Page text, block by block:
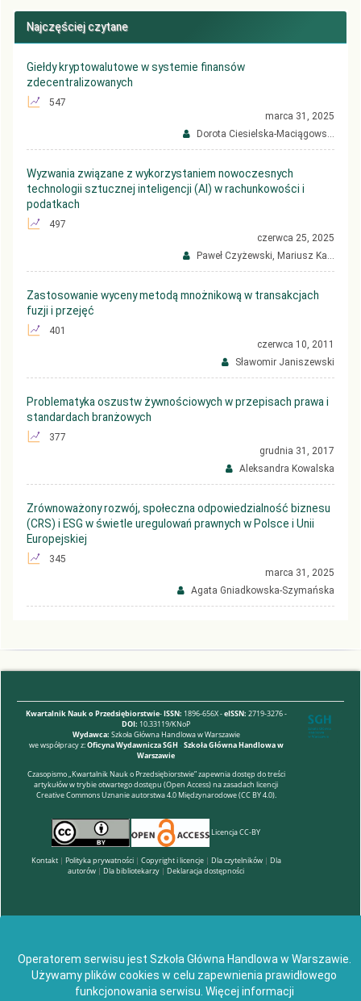
Najczęściej czytane
Giełdy kryptowalutowe w systemie finansów
zdecentralizowanych
547
marca 31, 2025
Dorota Ciesielska-Maciągows...
Wyzwania związane z wykorzystaniem nowoczesnych
technologii sztucznej inteligencji (AI) w rachunkowości i
podatkach
497
czerwca 25, 2025
Paweł Czyżewski, Mariusz Ka...
Zastosowanie wyceny metodą mnożnikową w transakcjach
fuzji i przejęć
401
czerwca 10, 2011
Sławomir Janiszewski
Problematyka oszustw żywnościowych w przepisach prawa i
standardach branżowych
377
grudnia 31, 2017
Aleksandra Kowalska
Zrównoważony rozwój, społeczna odpowiedzialność biznesu
(CRS) i ESG w świetle uregulowań prawnych w Polsce i Unii
Europejskiej
345
marca 31, 2025
Agata Gniadkowska-Szymańska
Kwartalnik Nauk o Przedsiębiorstwie-ISSN: 1896-656X -eISSN: 2719-3276 -
DOI: 10.33119/KNoP
Wydawca: Szkoła Główna Handlowa w Warszawie
we współpracy z:Oficyna Wydawnicza SGH -Szkoła Główna Handlowa w
Warszawie
Czasopismo „Kwartalnik Nauk o Przedsiębiorstwie” zapewnia dostęp do treści
artykułów w trybie otwartego dostępu (Open Access) na zasadach licencji
Creative Commons Uznanie autorstwa 4.0 Międzynarodowe (CC BY 4.0).
Licencja CC-BY
Kontakt| Polityka prywatności| Copyright i licencje| Dla czytelników| Dla
autorów | Dla bibliotekarzy | Deklaracja dostępności
Operatorem serwisu jest Szkoła Główna Handlowa w Warszawie.
Używamy plików cookies w celu zapewnienia prawidłowego
funkcjonowania serwisu. Więcej informacji